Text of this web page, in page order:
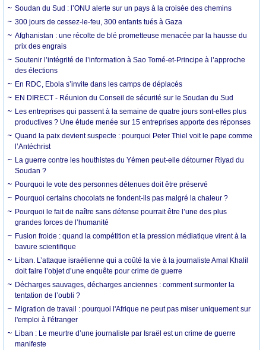
Soudan du Sud : l’ONU alerte sur un pays à la croisée des chemins
300 jours de cessez-le-feu, 300 enfants tués à Gaza
Afghanistan : une récolte de blé prometteuse menacée par la hausse du
prix des engrais
Soutenir l’intégrité de l’information à Sao Tomé-et-Principe à l’approche
des élections
En RDC, Ebola s’invite dans les camps de déplacés
EN DIRECT - Réunion du Conseil de sécurité sur le Soudan du Sud
Les entreprises qui passent à la semaine de quatre jours sont-elles plus
productives ? Une étude menée sur 15 entreprises apporte des réponses
Quand la paix devient suspecte : pourquoi Peter Thiel voit le pape comme
l’Antéchrist
La guerre contre les houthistes du Yémen peut-elle détourner Riyad du
Soudan ?
Pourquoi le vote des personnes détenues doit être préservé
Pourquoi certains chocolats ne fondent-ils pas malgré la chaleur ?
Pourquoi le fait de naître sans défense pourrait être l’une des plus
grandes forces de l’humanité
Fusion froide : quand la compétition et la pression médiatique virent à la
bavure scientifique
Liban. L’attaque israélienne qui a coûté la vie à la journaliste Amal Khalil
doit faire l’objet d’une enquête pour crime de guerre
Décharges sauvages, décharges anciennes : comment surmonter la
tentation de l’oubli ?
Migration de travail : pourquoi l'Afrique ne peut pas miser uniquement sur
l'emploi à l'étranger
Liban : Le meurtre d’une journaliste par Israël est un crime de guerre
manifeste